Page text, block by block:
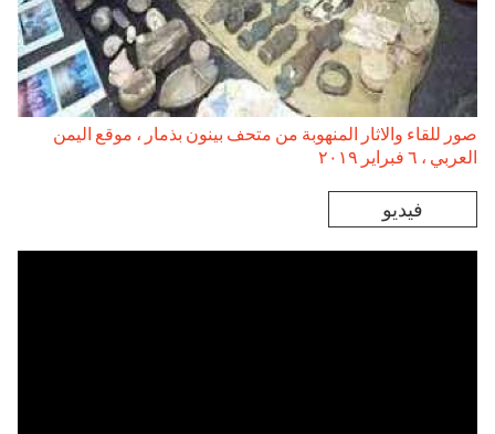
صور للقاء والاثار المنهوبة من متحف بينون بذمار ، موقع اليمن
العربي ، ٦ فبراير ۲۰۱۹
فيديو